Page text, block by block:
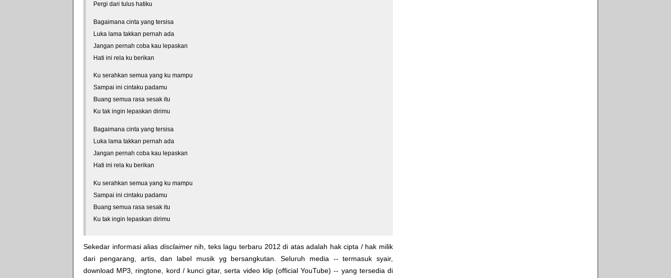
Pergi dari tulus hatiku
Bagaimana cinta yang tersisa
Luka lama takkan pernah ada
Jangan pernah coba kau lepaskan
Hati ini rela ku berikan
Ku serahkan semua yang ku mampu
Sampai ini cintaku padamu
Buang semua rasa sesak itu
Ku tak ingin lepaskan dirimu
Bagaimana cinta yang tersisa
Luka lama takkan pernah ada
Jangan pernah coba kau lepaskan
Hati ini rela ku berikan
Ku serahkan semua yang ku mampu
Sampai ini cintaku padamu
Buang semua rasa sesak itu
Ku tak ingin lepaskan dirimu
Sekedar informasi alias disclaimernih, teks lagu terbaru 2012 di atas adalah hak cipta / hak milik
dari pengarang, artis, dan label musik yg bersangkutan. Seluruh media -- termasuk syair,
download MP3, ringtone, kord / kunci gitar, serta video klip (official YouTube) -- yang tersedia di